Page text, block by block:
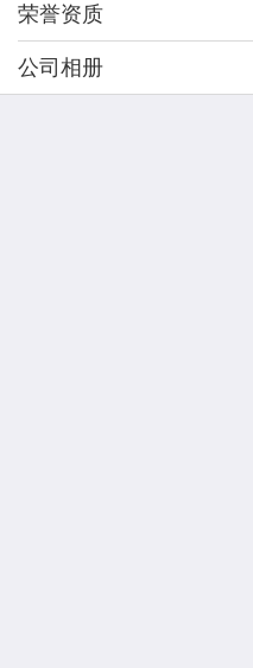
荣誉资质
公司相册